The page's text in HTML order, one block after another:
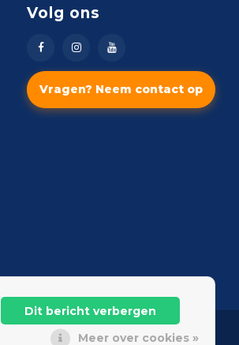
Volg ons
Vragen? Neem contact op
Dit bericht verbergen
Meer over cookies »